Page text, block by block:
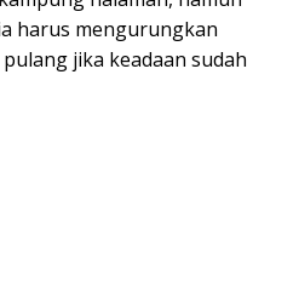
harus mengurungkan
jika keadaan sudah